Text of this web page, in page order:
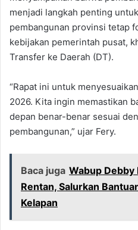
menjadi langkah penting
pembangunan provinsi tetap
kebijakan pemerintah pusat,
Transfer ke Daerah (DT).
“Rapat ini untuk
2026. Kita ingin memastikan
depan benar-benar sesuai
pembangunan,” ujar Fery.
Baca juga Wabup
Rentan, Salurkan
Kelapan